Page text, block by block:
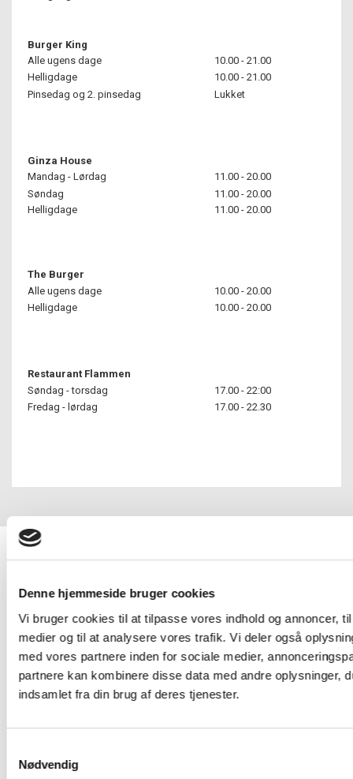
Denne hjemmeside bruger cookies
Vi bruger cookies til at tilpasse vores indhold og annoncer,
medier og til at analysere vores trafik. Vi deler også
med vores partnere inden for sociale medier,
partnere kan kombinere disse data med andre oplysninger,
indsamlet fra din brug af deres tjenester.
Nødvendig
Burger King
Alle ugens dage
10.00 - 21.00
Helligdage
10.00 - 21.00
Pinsedag og 2. pinsedag
Lukket
Ginza House
Mandag - Lørdag
11.00 - 20.00
Søndag
11.00 - 20.00
Helligdage
11.00 - 20.00
The Burger
Alle ugens dage
10.00 - 20.00
Helligdage
10.00 - 20.00
Restaurant Flammen
Søndag - torsdag
17.00 - 22:00
Fredag - lørdag
17.00 - 22.30